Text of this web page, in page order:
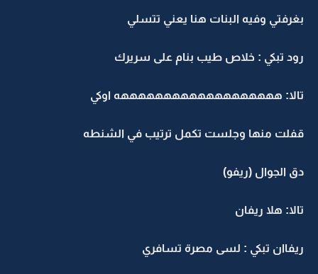
بغرفتي وفيه البنات هنا يعني تتسلي
رود تبكي : خلاص طيب بنام على سريرك
تالا: هههههههههههههههههههه اوكي
قفلت منها وجلست تكمل ترتيب في الشنطه
دق الجوال (ريفو)
تالا: هلا ريفان
ريفاان تبكي : لسى مصرة تسافري